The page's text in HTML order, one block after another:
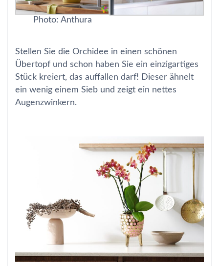
Photo: Anthura
Stellen Sie die Orchidee in einen schönen
Übertopf und schon haben Sie ein einzigartiges
Stück kreiert, das auffallen darf! Dieser ähnelt
ein wenig einem Sieb und zeigt ein nettes
Augenzwinkern.